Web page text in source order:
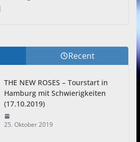
Recent
THE NEW ROSES – Tourstart in
Hamburg mit Schwierigkeiten
(17.10.2019)
25. Oktober 2019